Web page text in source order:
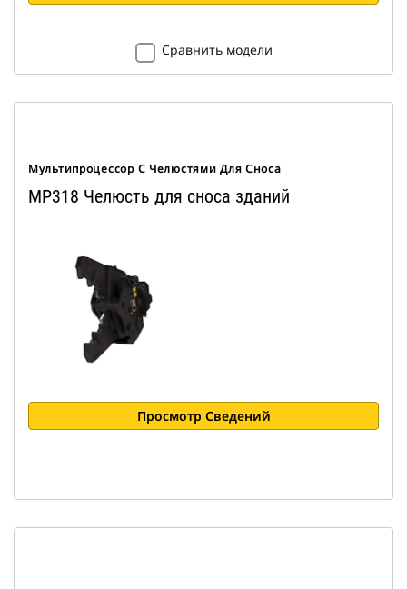
Сравнить модели
Мультипроцессор С Челюстями Для Сноса
MP318 Челюсть для сноса зданий
Просмотр Сведений